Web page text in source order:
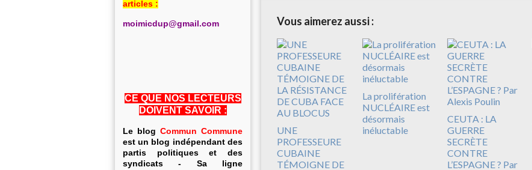
articles :
moimicdup@gmail.com
CE QUE NOS LECTEURS
DOIVENT SAVOIR :
Le blog Commun Commune
est un blog indépendant des
partis politiques et des
syndicats - Sa ligne
Vous aimerez aussi :
UNE
PROFESSEURE
CUBAINE
TÉMOIGNE DE
La prolifération
NUCLÉAIRE est
désormais
inéluctable
CEUTA : LA
GUERRE
SECRÈTE
CONTRE
L’ESPAGNE ? Par